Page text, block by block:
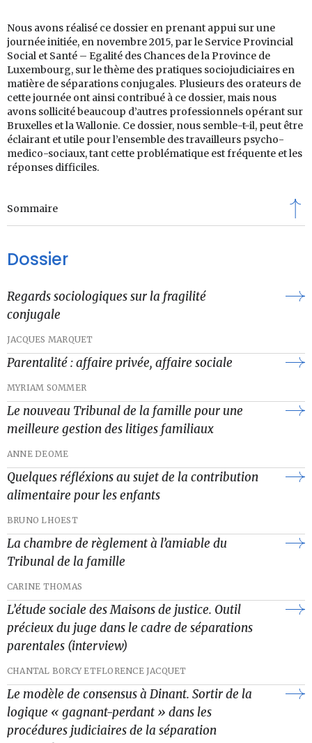
Nous avons réalisé ce dossier en prenant appui sur une
journée initiée, en novembre 2015, par le Service Provincial
Social et Santé – Egalité des Chances de la Province de
Luxembourg, sur le thème des pratiques sociojudiciaires en
matière de séparations conjugales. Plusieurs des orateurs de
cette journée ont ainsi contribué à ce dossier, mais nous
avons sollicité beaucoup d’autres professionnels opérant sur
Bruxelles et la Wallonie. Ce dossier, nous semble-t-il, peut être
éclairant et utile pour l’ensemble des travailleurs psycho-
medico-sociaux, tant cette problématique est fréquente et les
réponses difficiles.
Sommaire
Dossier
Regards sociologiques sur la fragilité
conjugale
JACQUES MARQUET
Parentalité : affaire privée, affaire sociale
MYRIAM SOMMER
Le nouveau Tribunal de la famille pour une
meilleure gestion des litiges familiaux
ANNE DEOME
Quelques réfléxions au sujet de la contribution
alimentaire pour les enfants
BRUNO LHOEST
La chambre de règlement à l’amiable du
Tribunal de la famille
CARINE THOMAS
L’étude sociale des Maisons de justice. Outil
précieux du juge dans le cadre de séparations
parentales (interview)
CHANTAL BORCY ETFLORENCE JACQUET
Le modèle de consensus à Dinant. Sortir de la
logique « gagnant-perdant » dans les
procédures judiciaires de la séparation